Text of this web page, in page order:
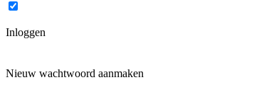
Inloggen
Nieuw wachtwoord aanmaken